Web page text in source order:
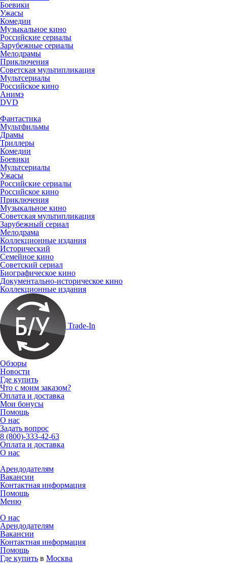
Боевики
Ужасы
Комедии
Музыкальное кино
Российские сериалы
Зарубежные сериалы
Мелодрамы
Приключения
Советская мультипликация
Мультсериалы
Российское кино
Анимэ
DVD
Фантастика
Мультфильмы
Драмы
Триллеры
Комедии
Боевики
Мультсериалы
Ужасы
Российские сериалы
Российское кино
Приключения
Музыкальное кино
Советская мультипликация
Зарубежный сериал
Мелодрама
Коллекционные издания
Исторический
Семейное кино
Советский сериал
Биографическое кино
Документально-историческое кино
Коллекционные издания
Trade-In
Обзоры
Новости
Где купить
Что с моим заказом?
Оплата и доставка
Мои бонусы
Помощь
О нас
Задать вопрос
8 (800)-333-42-63
Оплата и доставка
О нас
Арендодателям
Вакансии
Контактная информация
Помощь
Меню
О нас
Арендодателям
Вакансии
Контактная информация
Помощь
Где купить в Москва